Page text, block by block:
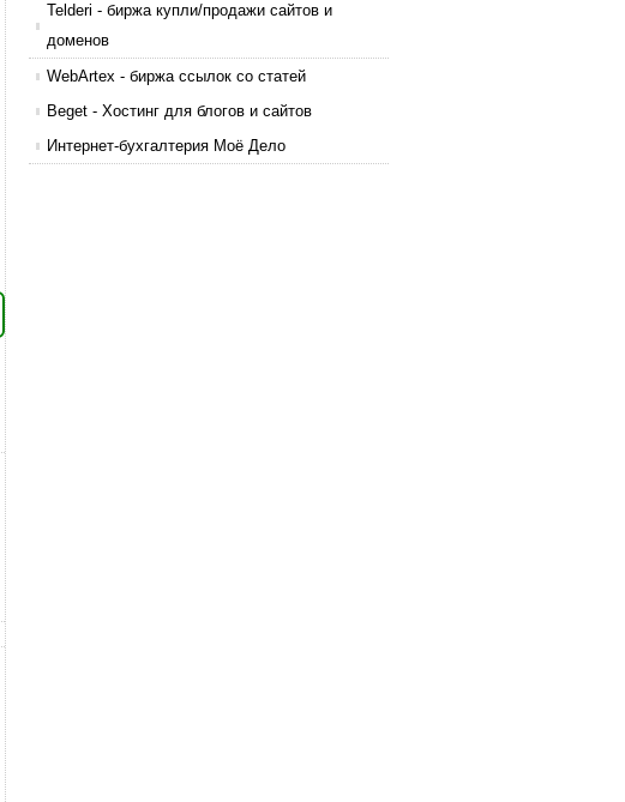
Telderi - биржа купли/продажи сайтов и
доменов
WebArtex - биржа ссылок со статей
Beget - Хостинг для блогов и сайтов
Интернет-бухгалтерия Моё Дело